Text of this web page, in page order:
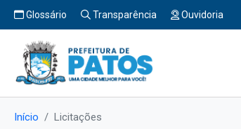
Glossário Transparência Ouvidoria
Início Licitações